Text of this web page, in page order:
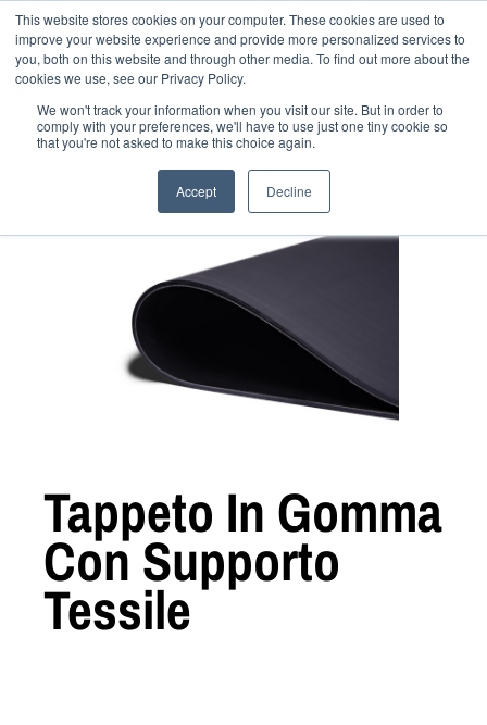
This website stores cookies on your computer. These cookies are used to
improve your website experience and provide more personalized services to
you, both on this website and through other media. To find out more about the
cookies we use, see our Privacy Policy.
We won't track your information when you visit our site. But in order to
comply with your preferences, we'll have to use just one tiny cookie so
that you're not asked to make this choice again.
Accept Decline
Vai
al
contenuto
Home/Nastro Trasportatore
/ tappeto in gomma con supporto
Tappeto In Gomma
Con Supporto
Tessile